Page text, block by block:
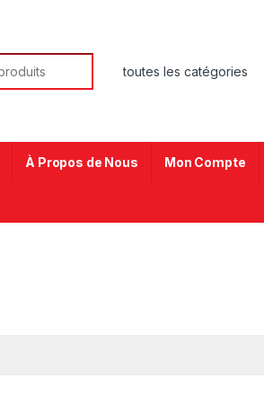
À Propos de Nous Mon Compte